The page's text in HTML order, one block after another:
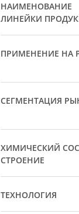
НАИМЕНОВАНИЕ
ЛИНЕЙКИ
ПРИМЕНЕНИЕ НА
СЕГМЕНТАЦИЯ
ХИМИЧЕСКИЙ
СТРОЕНИЕ
ТЕХНОЛОГИЯ